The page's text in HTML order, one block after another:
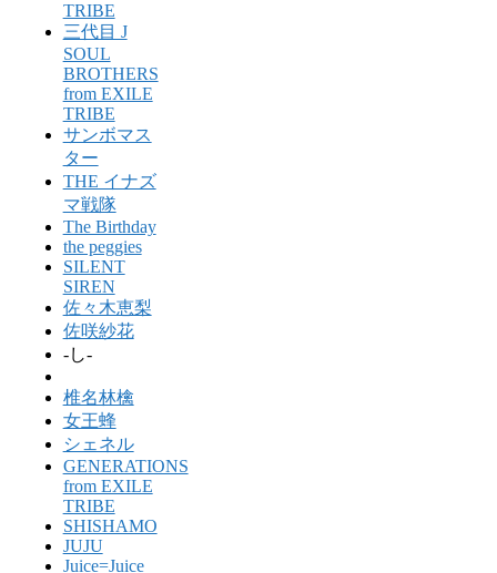
TRIBE
三代目 J
SOUL
BROTHERS
from EXILE
TRIBE
サンボマス
ター
THE イナズ
マ戦隊
The Birthday
the peggies
SILENT
SIREN
佐々木恵梨
佐咲紗花
-し-
椎名林檎
女王蜂
シェネル
GENERATIONS
from EXILE
TRIBE
SHISHAMO
JUJU
Juice=Juice